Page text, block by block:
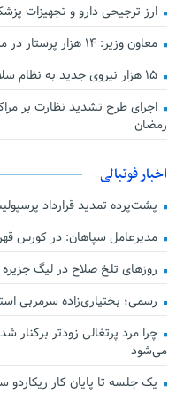
ارز ترجیحی دارو و تجهیزات پزشکی در
معاون وزیر: ۱۴ هزار پرستار در مراکز درمانی کشور فعالیت می‌کنند
۱۵ هزار نیروی جدید به نظام سلامت کشور افزوده شد
اجرای طرح تشدید نظارت بر
رمضان
اخبار فوتبالی
پشت‌پرده تمدید قرارداد
مدیرعامل سپاهان: در کورس
روزهای تلخ صلاح در لیگ جزیره
رسمی؛ بختیاری‌زاده سرمربی
چرا مرد پرتغالی زودتر برکنار
می‌شود
یک جلسه تا پایان کار ریکاردو